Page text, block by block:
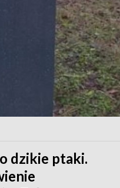
dzikie ptaki.